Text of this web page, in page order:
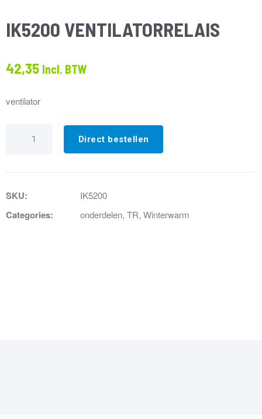
IK5200 VENTILATORRELAIS
42,35 Incl. BTW
ventilator
VENTILATORRELAISDirect bestellen
SKU: IK5200
Categories: onderdelen, TR, Winterwarm